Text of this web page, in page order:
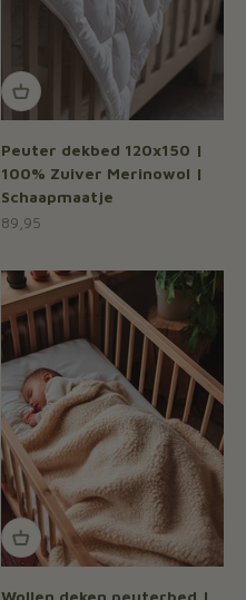
Peuter dekbed 120x150 |
100% Zuiver Merinowol |
Schaapmaatje
Aanbiedingsprijs
89,95